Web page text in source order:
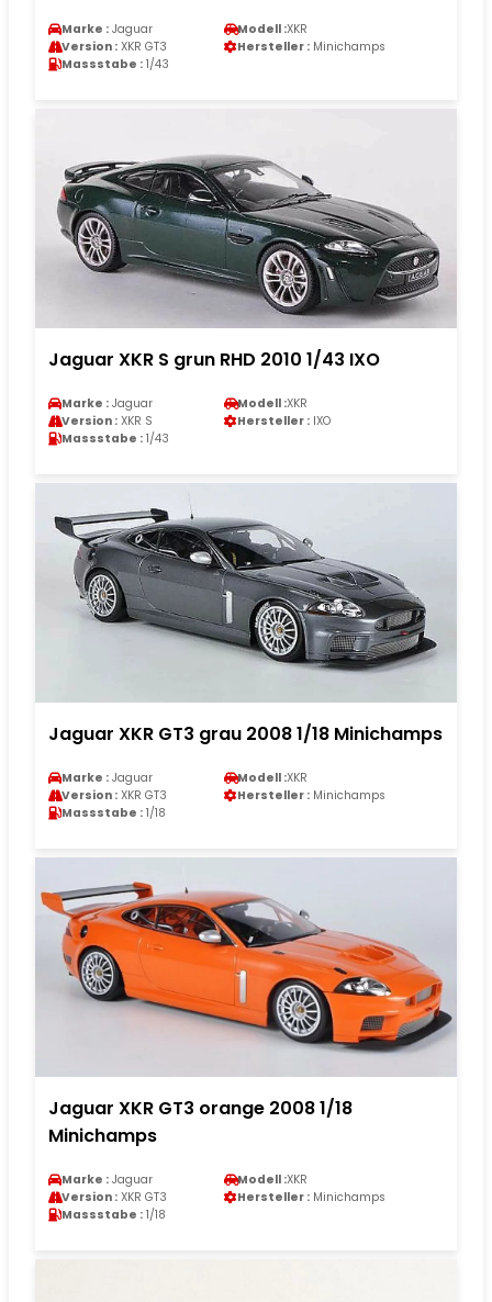
Marke : Jaguar Modell :XKR
Version : XKR GT3 Hersteller : Minichamps
Massstabe : 1/43
Jaguar XKR S grun RHD 2010 1/43 IXO
Marke : Jaguar Modell :XKR
Version : XKR S Hersteller : IXO
Massstabe : 1/43
Jaguar XKR GT3 grau 2008 1/18 Minichamps
Marke : Jaguar Modell :XKR
Version : XKR GT3 Hersteller : Minichamps
Massstabe : 1/18
Jaguar XKR GT3 orange 2008 1/18
Minichamps
Marke : Jaguar Modell :XKR
Version : XKR GT3 Hersteller : Minichamps
Massstabe : 1/18